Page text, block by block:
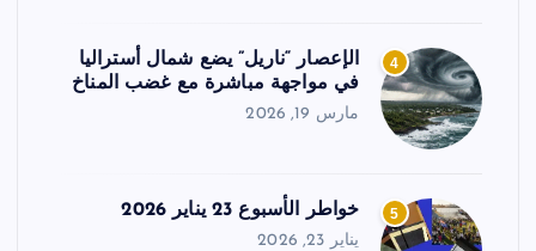
4
الإعصار “ناريل” يضع شمال أستراليا
في مواجهة مباشرة مع غضب المناخ
مارس 19, 2026
5 خواطر الأسبوع 23 يناير 2026
يناير 23, 2026